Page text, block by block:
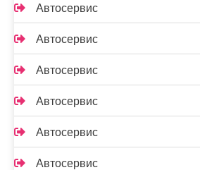
Автосервис
Автосервис
Автосервис
Автосервис
Автосервис
Автосервис